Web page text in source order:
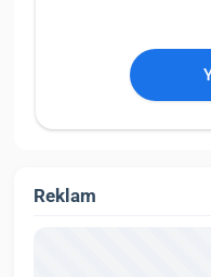
Reklam